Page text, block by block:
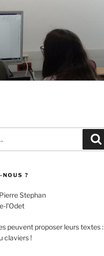
?
Stephan
l’Odet
peuvent proposer leurs textes :
claviers !